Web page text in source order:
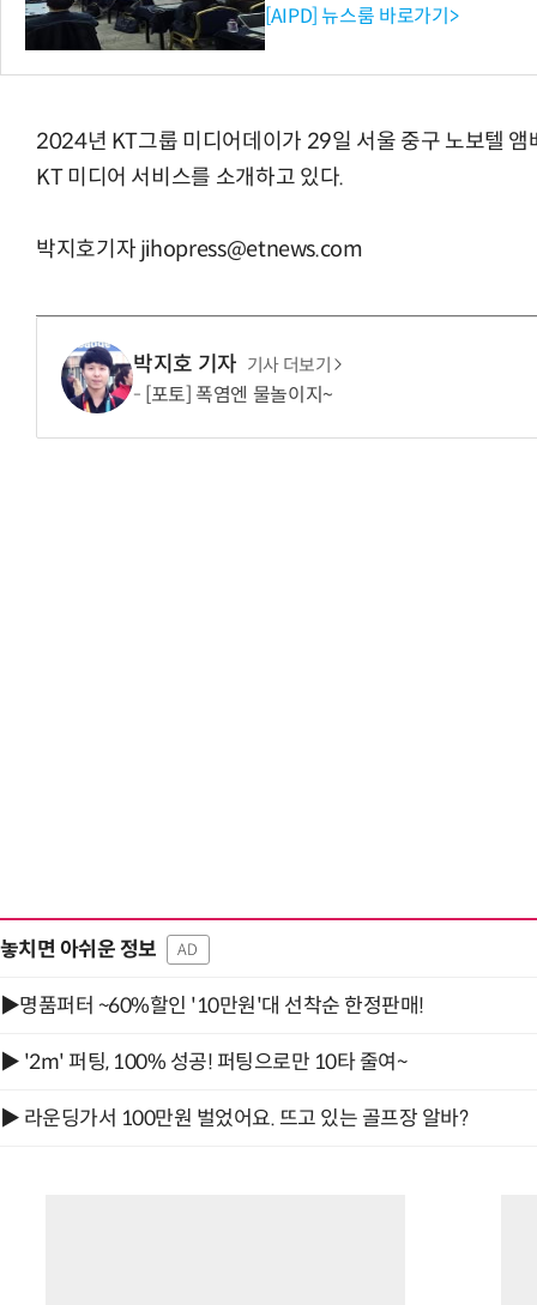
[AIPD] 뉴스룸 바로가기>
2024년 KT그룹 미디어데이가 29일 서울 중구 노보텔
KT 미디어 서비스를 소개하고 있다.
박지호기자 jihopress@etnews.com
박지호 기자 기사 더보기
[포토] 폭염엔 물놀이지~
놓치면 아쉬운 정보 AD
▶명품퍼터 ~60%할인 '10만원'대 선착순 한정판매!
▶ '2m' 퍼팅, 100% 성공! 퍼팅으로만 10타 줄여~
▶ 라운딩가서 100만원 벌었어요. 뜨고 있는 골프장 알바?